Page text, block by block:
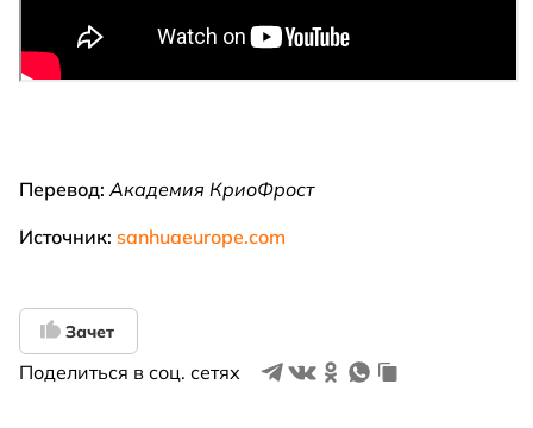
Перевод: Академия КриоФрост
Источник: sanhuaeurope.com
Зачет
Поделиться в соц. сетях